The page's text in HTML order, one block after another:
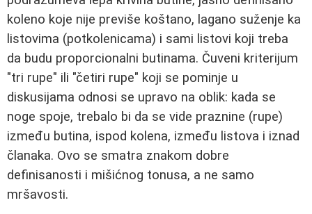
koleno koje nije previše koštano, lagano suženje ka
listovima (potkolenicama) i sami listovi koji treba
da budu proporcionalni butinama. Čuveni kriterijum
"tri rupe" ili "četiri rupe" koji se pominje u
diskusijama odnosi se upravo na oblik: kada se
noge spoje, trebalo bi da se vide praznine (rupe)
između butina, ispod kolena, između listova i iznad
članaka. Ovo se smatra znakom dobre
definisanosti i mišićnog tonusa, a ne samo
mršavosti.